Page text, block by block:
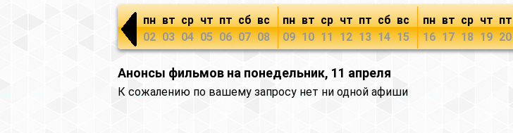
пн
02
вт
03
ср
04
чт
05
пт
06
сб
07
вс
08
пн
09
вт
10
ср
11
чт
12
пт
13
сб
14
вс
15
пн
16
вт
17
ср
18
чт
19
пт
20
Анонсы фильмов на понедельник, 11 апреля
К сожалению по вашему запросу нет ни одной афиши